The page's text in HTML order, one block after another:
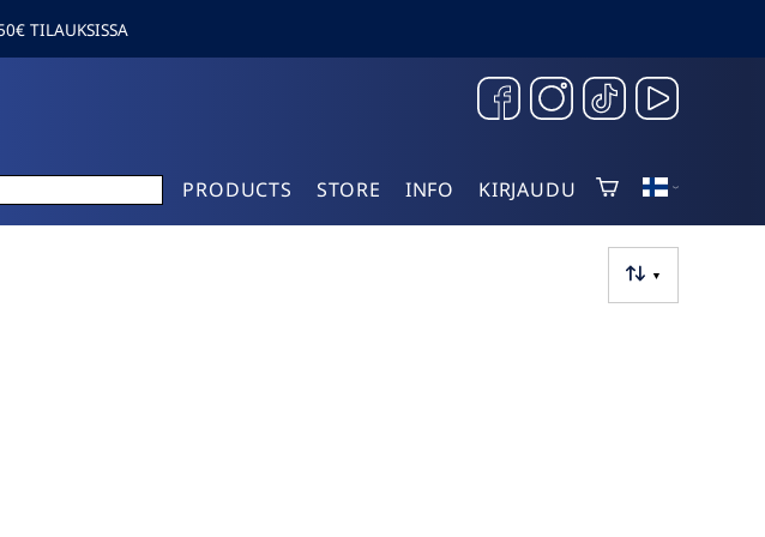
TILAUKSISSA
PRODUCTS STORE INFO KIRJAUDU
▼